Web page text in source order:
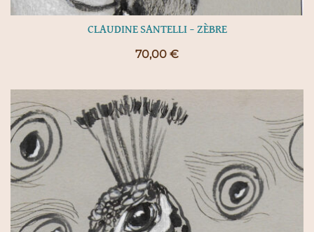
CLAUDINE SANTELLI – ZÈBRE
70,00 €